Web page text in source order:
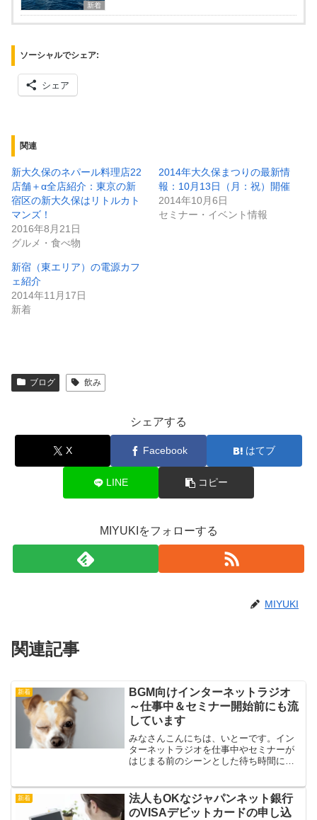
新着
ソーシャルでシェア:
シェア
関連
新大久保のネパール料理店22
店舗＋α全店紹介：東京の新
宿区の新大久保はリトルカト
マンズ！
2016年8月21日
グルメ・食べ物
2014年大久保まつりの最新情
報：10月13日（月：祝）開催
2014年10月6日
セミナー・イベント情報
新宿（東エリア）の電源カフ
ェ紹介
2014年11月17日
新着
ブログ 飲み
シェアする
X Facebook はてブ
LINE コピー
MIYUKIをフォローする
MIYUKI
関連記事
新着
BGM向けインターネットラジオ
～仕事中＆セミナー開始前にも流
しています
みなさんこんにちは、いとーです。イン
ターネットラジオを仕事中やセミナーが
はじまる前のシーンとした待ち時間に流
名古屋の事務所は静かでしたので音楽は
必須でした(^_^;)最...
新着
法人もOKなジャパンネット銀行
のVISAデビットカードの申し込